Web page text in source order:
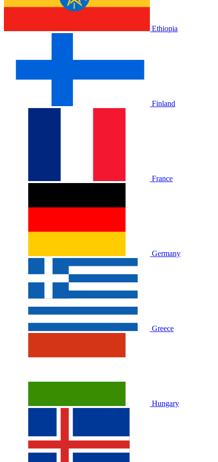
Ethiopia
Finland
France
Germany
Greece
Hungary